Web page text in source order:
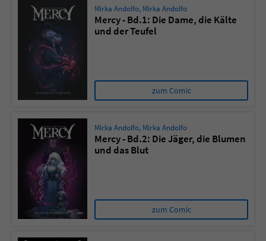
Mirka Andolfo, Mirka Andolfo
Mercy - Bd.1: Die Dame, die Kälte
und der Teufel
zum Comic
Mirka Andolfo, Mirka Andolfo
Mercy - Bd.2: Die Jäger, die Blumen
und das Blut
zum Comic